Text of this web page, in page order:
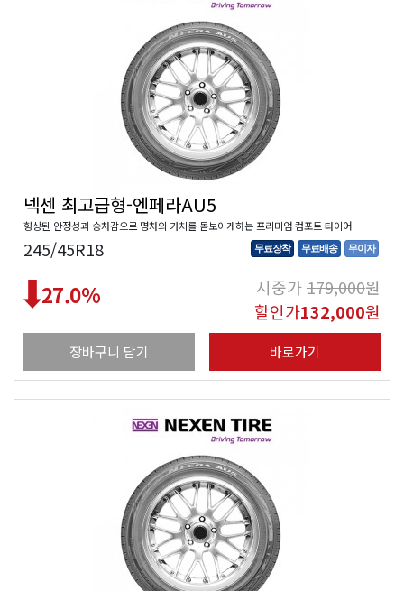
넥센 최고급형-엔페라AU5
향상된 안정성과 승차감으로 명차의 가치를 돋보이게하는 프리미엄 컴포트 타이어
245/45R18 무료장착 무료배송 무이자
27.0% 시중가179,000원
할인가132,000원
장바구니 담기 바로가기